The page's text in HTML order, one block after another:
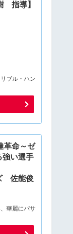
指導】
ブル・ハン
革命～ゼ
強い選手
佐能俊
華麗にパサ